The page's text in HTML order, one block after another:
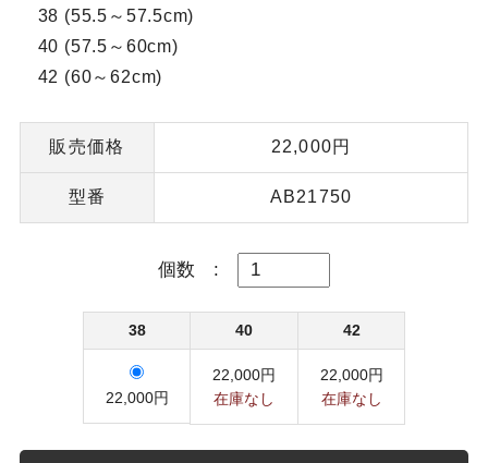
38 (55.5～57.5cm)
40 (57.5～60cm)
42 (60～62cm)
販売価格 22,000円
型番 AB21750
個数 :
38 40 42
22,000円
22,000円
在庫なし
22,000円
在庫なし